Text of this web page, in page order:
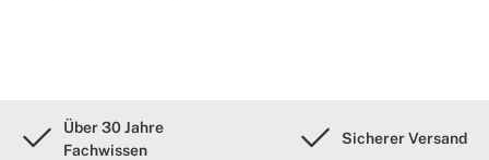
Über 30 Jahre
Fachwissen
Sicherer Versand